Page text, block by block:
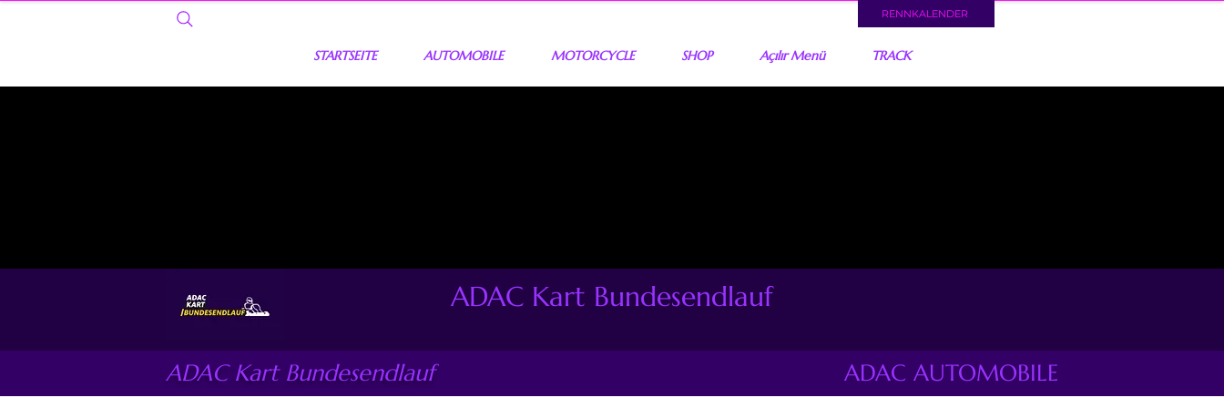
RENNKALENDER
STARTSEITE AUTOMOBILE MOTORCYCLE SHOP Açılır Menü TRACK
ADAC Kart Bundesendlauf
ADAC Kart Bundesendlauf ADAC AUTOMOBILE